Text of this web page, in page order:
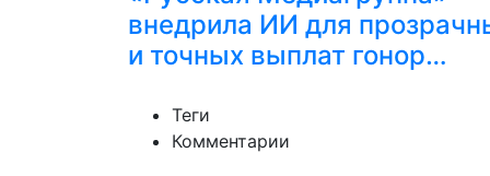
внедрила ИИ для
и точных выплат гонор…
Теги
Комментарии